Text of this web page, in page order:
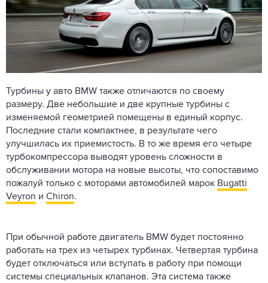
Турбины у авто BMW также отличаются по своему
размеру. Две небольшие и две крупные турбины с
изменяемой геометрией помещены в единый корпус.
Последние стали компактнее, в результате чего
улучшилась их приемистость. В то же время его четыре
турбокомпрессора выводят уровень сложности в
обслуживании мотора на новые высоты, что сопоставимо
пожалуй только с моторами автомобилей марок Bugatti
Veyron и Chiron.
При обычной работе двигатель BMW будет постоянно
работать на трех из четырех турбинах. Четвертая турбина
будет отключаться или вступать в работу при помощи
системы специальных клапанов. Эта система также